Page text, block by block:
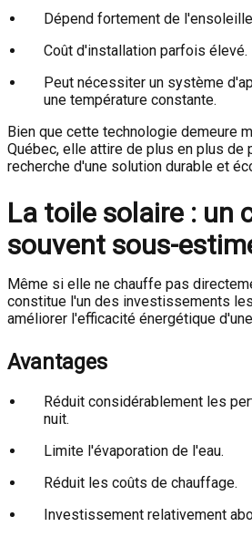
Dépend fortement de
Coût d'installation parfois élevé.
Peut nécessiter un système
une température constante.
Bien que cette technologie demeure
Québec, elle attire de plus en plus de
recherche d'une solution durable et
La toile solaire : un
souvent sous-
Même si elle ne chauffe pas
constitue l'un des investissements
améliorer l'efficacité énergétique
Avantages
Réduit considérablement les
nuit.
Limite l'évaporation de l'eau.
Réduit les coûts de chauffage.
Investissement relativement